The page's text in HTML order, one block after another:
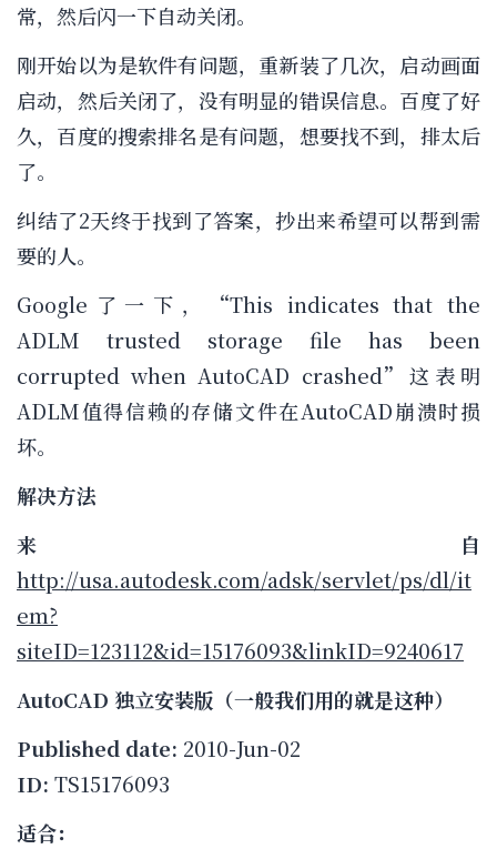
常，然后闪一下自动关闭。
刚开始以为是软件有问题，重新装了几次，启动画面
启动，然后关闭了，没有明显的错误信息。百度了好
久，百度的搜索排名是有问题，想要找不到，排太后
了。
纠结了2天终于找到了答案，抄出来希望可以帮到需
要的人。
Google了一下，“This indicates that the
ADLM trusted storage file has been
corrupted when AutoCAD crashed”这表明
ADLM值得信赖的存储文件在AutoCAD崩溃时损
坏。
解决方法
来自
http://usa.autodesk.com/adsk/servlet/ps/dl/it
em?
siteID=123112&id=15176093&linkID=9240617
AutoCAD 独立安装版（一般我们用的就是这种）
Published date: 2010-Jun-02
ID: TS15176093
适合：